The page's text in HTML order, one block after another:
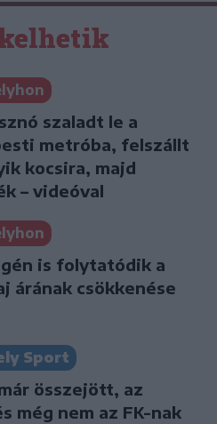
szaladt le a
metróba, felszállt
kocsira, majd
– videóval
is folytatódik a
árának csökkenése
Sport
összejött, az
még nem az FK-nak